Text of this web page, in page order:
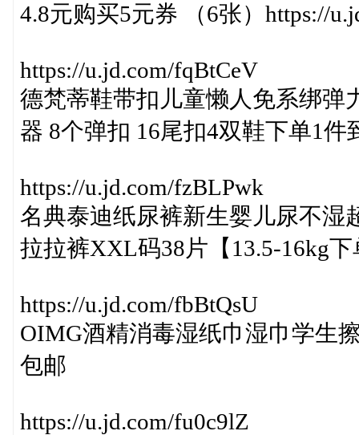
4.8元购买5元券 （6张）https://
https://u.jd.com/fqBtCeV
德梵蒂鞋带扣儿童懒人免系绑弹
器 8个弹扣 16尾扣4双鞋下单1件
https://u.jd.com/fzBLPwk
名典泰迪纸尿裤新生婴儿尿不湿
拉拉裤XXL码38片【13.5-16kg
https://u.jd.com/fbBtQsU
OIMG酒精消毒湿纸巾湿巾学生
包邮
https://u.jd.com/fu0c9lZ